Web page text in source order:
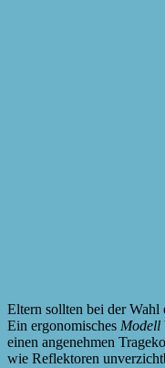
Eltern sollten bei der Wahl
Ein ergonomisches Modell
einen angenehmen
wie Reflektoren